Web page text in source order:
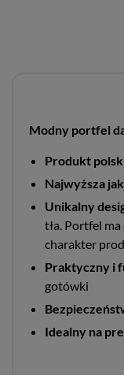
Modny portfel
Produkt
Najwyższa
Unikalny
tła. Portfel
charakter
Praktyczny i
gotówki
Idealny na